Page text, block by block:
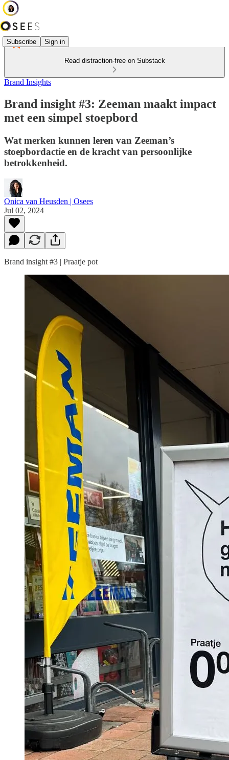
Subscribe Sign in
Read distraction-free on Substack
Brand Insights
Brand insight #3: Zeeman maakt impact
met een simpel stoepbord
Wat merken kunnen leren van Zeeman’s
stoepbordactie en de kracht van persoonlijke
betrokkenheid.
Onica van Heusden | Osees
Jul 02, 2024
Brand insight #3 | Praatje pot